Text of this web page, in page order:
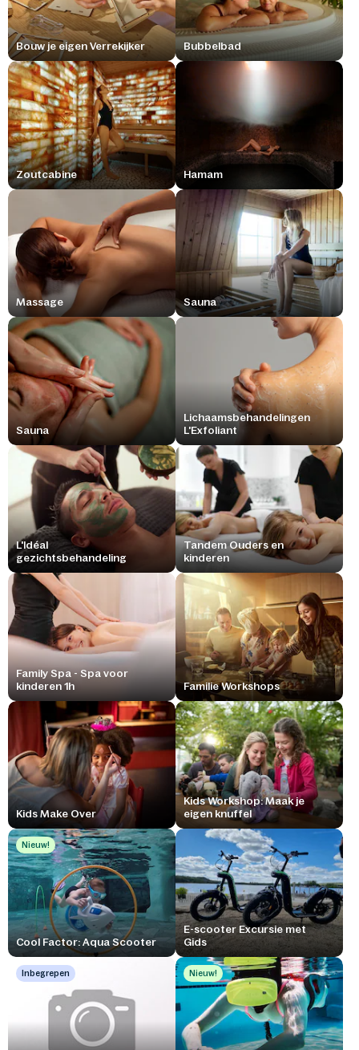
Bouw je eigen Verrekijker Bubbelbad
Zoutcabine Hamam
Massage Sauna
Sauna
Lichaamsbehandelingen
L'Exfoliant
L'Idéal
gezichtsbehandeling
Tandem Ouders en
kinderen
Family Spa - Spa voor
kinderen 1h
Familie Workshops
Kids Make Over
Kids Workshop: Maak je
eigen knuffel
Nieuw!
Cool Factor: Aqua Scooter
E-scooter Excursie met
Gids
Inbegrepen Nieuw!